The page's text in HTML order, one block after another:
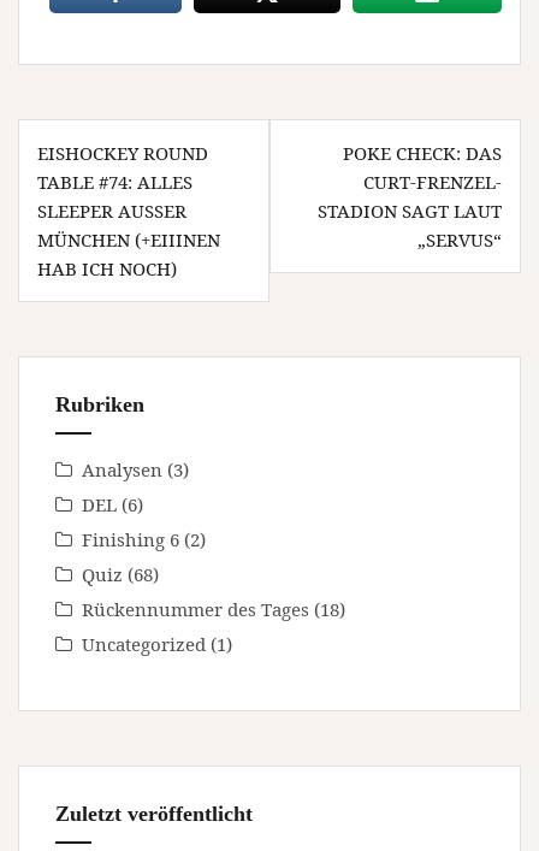
Beitragsnavigation
EISHOCKEY ROUND
TABLE #74: ALLES
SLEEPER AUSSER M
ÜNCHEN (+EIIINEN H
AB ICH NOCH)
POKE CHECK: DAS
CURT-FRENZEL-
STADION SAGT LAUT
„SERVUS“
Rubriken
Analysen (3)
DEL (6)
Finishing 6 (2)
Quiz (68)
Rückennummer des Tages (18)
Uncategorized (1)
Zuletzt veröffentlicht